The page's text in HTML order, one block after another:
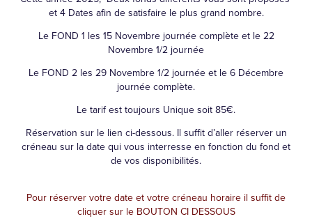
et 4 Dates afin de satisfaire le plus grand nombre.
Le FOND 1 les 15 Novembre journée complète et le 22
Novembre 1/2 journée
Le FOND 2 les 29 Novembre 1/2 journée et le 6 Décembre
journée complète.
Le tarif est toujours Unique soit 85€.
Réservation sur le lien ci-dessous. Il suffit d’aller réserver un
créneau sur la date qui vous interresse en fonction du fond et
de vos disponibilités.
Pour réserver votre date et votre créneau horaire il suffit de
cliquer sur le BOUTON CI DESSOUS